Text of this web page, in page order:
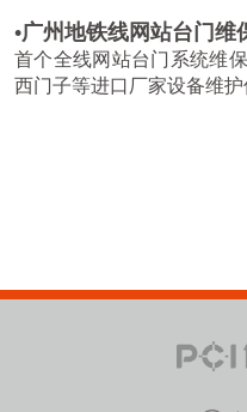
•广州地铁线网站台门维
首个全线网站台门系统维
西门子等进口厂家设备维护